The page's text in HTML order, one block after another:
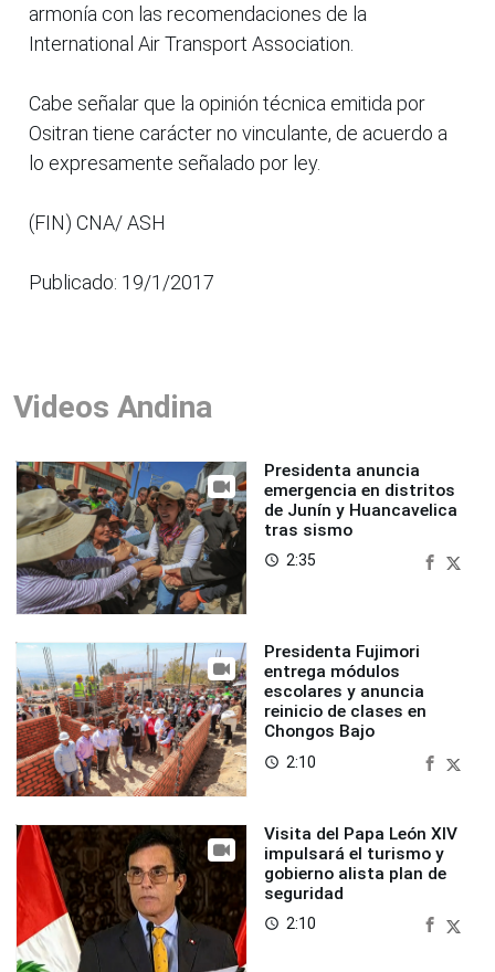
armonía con las recomendaciones de la
International Air Transport Association.
Cabe señalar que la opinión técnica emitida por
Ositran tiene carácter no vinculante, de acuerdo a
lo expresamente señalado por ley.
(FIN) CNA/ ASH
Publicado: 19/1/2017
Videos Andina
Presidenta anuncia
emergencia en distritos
de Junín y Huancavelica
tras sismo
access_time 2:35
Presidenta Fujimori
entrega módulos
escolares y anuncia
reinicio de clases en
Chongos Bajo
access_time 2:10
Visita del Papa León XIV
impulsará el turismo y
gobierno alista plan de
seguridad
access_time 2:10